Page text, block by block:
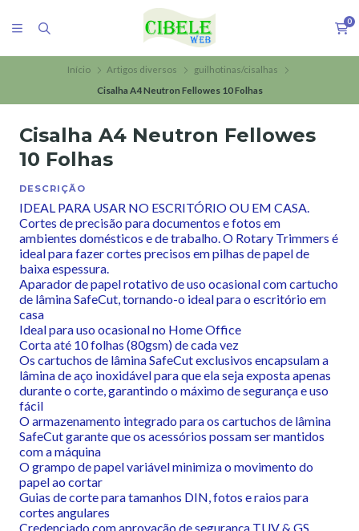
0
Início Artigos diversos
guilhotinas/cisalhas
Cisalha A4 Neutron Fellowes 10 Folhas
Cisalha A4 Neutron Fellowes
10 Folhas
DESCRIÇÃO
IDEAL PARA USAR NO ESCRITÓRIO OU EM CASA.
Cortes de precisão para documentos e fotos em
ambientes domésticos e de trabalho. O Rotary Trimmers é
ideal para fazer cortes precisos em pilhas de papel de
baixa espessura.
Aparador de papel rotativo de uso ocasional com cartucho
de lâmina SafeCut, tornando-o ideal para o escritório em
casa
Ideal para uso ocasional no Home Office
Corta até 10 folhas (80gsm) de cada vez
Os cartuchos de lâmina SafeCut exclusivos encapsulam a
lâmina de aço inoxidável para que ela seja exposta apenas
durante o corte, garantindo o máximo de segurança e uso
fácil
O armazenamento integrado para os cartuchos de lâmina
SafeCut garante que os acessórios possam ser mantidos
com a máquina
O grampo de papel variável minimiza o movimento do
papel ao cortar
Guias de corte para tamanhos DIN, fotos e raios para
cortes angulares
Credenciado com aprovação de segurança TUV & GS